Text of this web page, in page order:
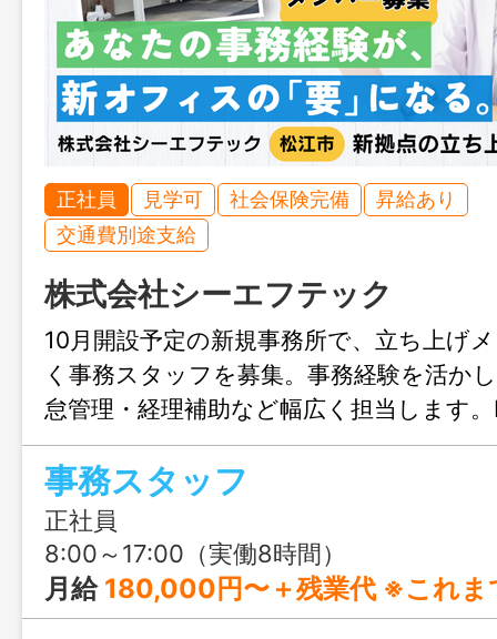
正社員 見学可 社会保険完備
昇給あり
交通費別途支給
株式会社シーエフテック
10月開設予定の新規事務所で、立ち上げ
く事務スタッフを募集。事務経験を活か
怠管理・経理補助など幅広く担当します
や動画編集、AI活用にも挑戦できる、前
りの仕事です。
事務スタッフ
正社員
8:00～17:00（実働8時間）
月給 180,000円〜＋残業代 ※これまでのご経験やスキルを考慮